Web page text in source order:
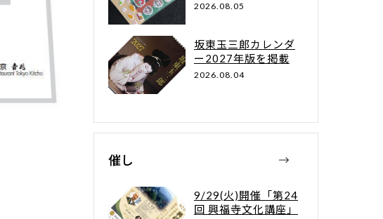
2026.08.05
坂東玉三郎カレンダ
ー2027年版を掲載
2026.08.04
催し
9/29(火)開催「第24
回 興福寺文化講座」